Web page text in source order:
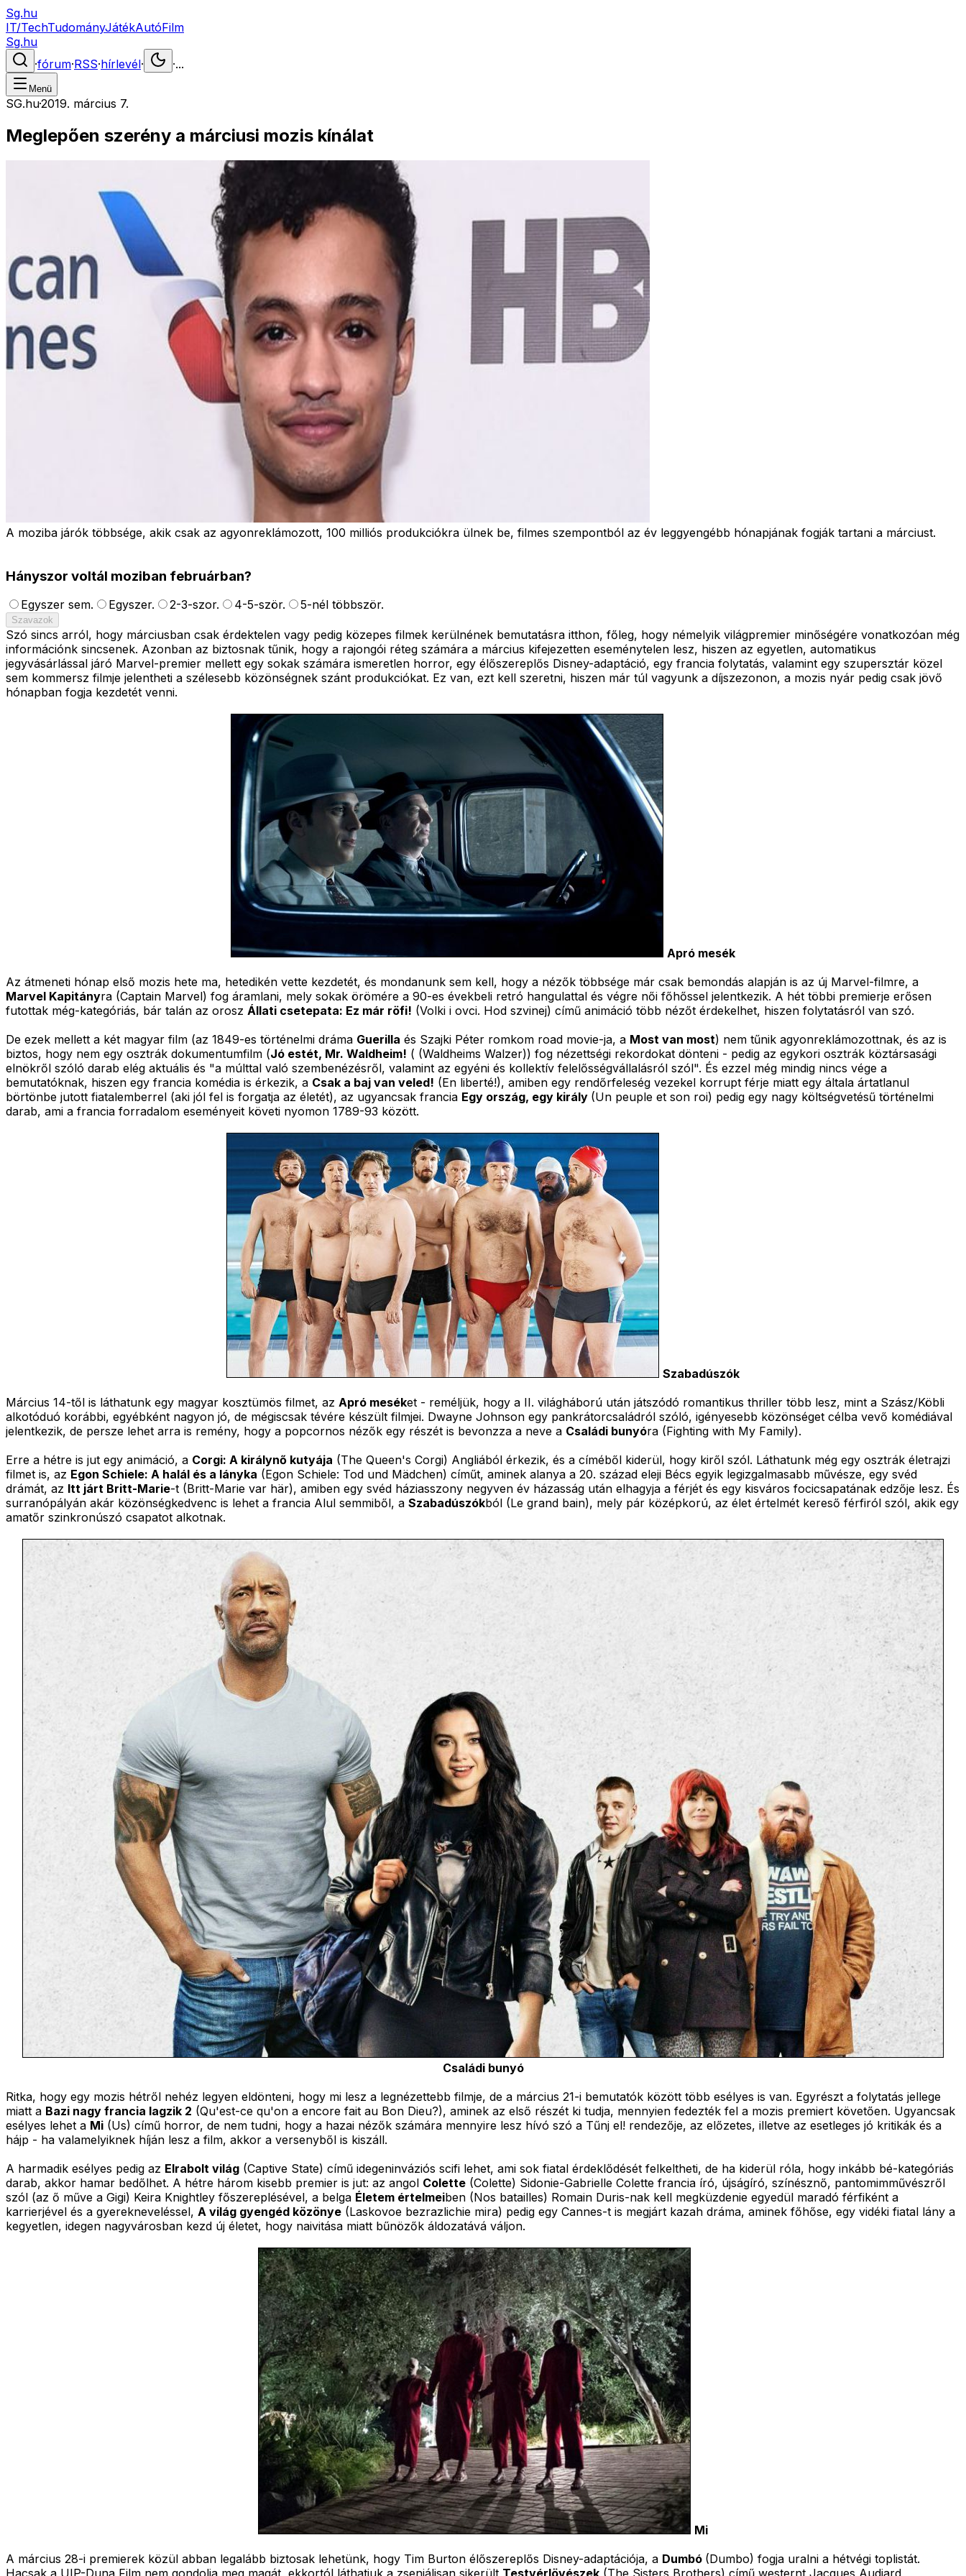
Sg.hu
IT/TechTudományJátékAutóFilm
Sg.hu
·fórum·RSS·hírlevél· ·...
Menü
SG.hu·2019. március 7.
Meglepően szerény a márciusi mozis kínálat
A moziba járók többsége, akik csak az agyonreklámozott, 100 milliós produkciókra ülnek be, filmes szempontból az év leggyengébb hónapjának fogják tartani a márciust.
Hányszor voltál moziban februárban?
Egyszer sem. Egyszer. 2-3-szor. 4-5-ször. 5-nél többször.
Szavazok
Szó sincs arról, hogy márciusban csak érdektelen vagy pedig közepes filmek kerülnének bemutatásra itthon, főleg, hogy némelyik világpremier minőségére vonatkozóan még
információnk sincsenek. Azonban az biztosnak tűnik, hogy a rajongói réteg számára a március kifejezetten eseménytelen lesz, hiszen az egyetlen, automatikus
jegyvásárlással járó Marvel-premier mellett egy sokak számára ismeretlen horror, egy élőszereplős Disney-adaptáció, egy francia folytatás, valamint egy szupersztár közel
sem kommersz filmje jelentheti a szélesebb közönségnek szánt produkciókat. Ez van, ezt kell szeretni, hiszen már túl vagyunk a díjszezonon, a mozis nyár pedig csak jövő
hónapban fogja kezdetét venni.
Apró mesék
Az átmeneti hónap első mozis hete ma, hetedikén vette kezdetét, és mondanunk sem kell, hogy a nézők többsége már csak bemondás alapján is az új Marvel-filmre, a
Marvel Kapitányra (Captain Marvel) fog áramlani, mely sokak örömére a 90-es évekbeli retró hangulattal és végre női főhőssel jelentkezik. A hét többi premierje erősen
futottak még-kategóriás, bár talán az orosz Állati csetepata: Ez már röfi! (Volki i ovci. Hod szvinej) című animáció több nézőt érdekelhet, hiszen folytatásról van szó.
De ezek mellett a két magyar film (az 1849-es történelmi dráma Guerilla és Szajki Péter romkom road movie-ja, a Most van most) nem tűnik agyonreklámozottnak, és az is
biztos, hogy nem egy osztrák dokumentumfilm (Jó estét, Mr. Waldheim! ( (Waldheims Walzer)) fog nézettségi rekordokat dönteni - pedig az egykori osztrák köztársasági
elnökről szóló darab elég aktuális és "a múlttal való szembenézésről, valamint az egyéni és kollektív felelősségvállalásról szól". És ezzel még mindig nincs vége a
bemutatóknak, hiszen egy francia komédia is érkezik, a Csak a baj van veled! (En liberté!), amiben egy rendőrfeleség vezekel korrupt férje miatt egy általa ártatlanul
börtönbe jutott fiatalemberrel (aki jól fel is forgatja az életét), az ugyancsak francia Egy ország, egy király (Un peuple et son roi) pedig egy nagy költségvetésű történelmi
darab, ami a francia forradalom eseményeit követi nyomon 1789-93 között.
Szabadúszók
Március 14-től is láthatunk egy magyar kosztümös filmet, az Apró meséket - reméljük, hogy a II. világháború után játszódó romantikus thriller több lesz, mint a Szász/Köbli
alkotóduó korábbi, egyébként nagyon jó, de mégiscsak tévére készült filmjei. Dwayne Johnson egy pankrátorcsaládról szóló, igényesebb közönséget célba vevő komédiával
jelentkezik, de persze lehet arra is remény, hogy a popcornos nézők egy részét is bevonzza a neve a Családi bunyóra (Fighting with My Family).
Erre a hétre is jut egy animáció, a Corgi: A királynő kutyája (The Queen's Corgi) Angliából érkezik, és a címéből kiderül, hogy kiről szól. Láthatunk még egy osztrák életrajzi
filmet is, az Egon Schiele: A halál és a lányka (Egon Schiele: Tod und Mädchen) címűt, aminek alanya a 20. század eleji Bécs egyik legizgalmasabb művésze, egy svéd
drámát, az Itt járt Britt-Marie-t (Britt-Marie var här), amiben egy svéd háziasszony negyven év házasság után elhagyja a férjét és egy kisváros focicsapatának edzője lesz. És
surranópályán akár közönségkedvenc is lehet a francia Alul semmiből, a Szabadúszókból (Le grand bain), mely pár középkorú, az élet értelmét kereső férfiról szól, akik egy
amatőr szinkronúszó csapatot alkotnak.
Családi bunyó
Ritka, hogy egy mozis hétről nehéz legyen eldönteni, hogy mi lesz a legnézettebb filmje, de a március 21-i bemutatók között több esélyes is van. Egyrészt a folytatás jellege
miatt a Bazi nagy francia lagzik 2 (Qu'est-ce qu'on a encore fait au Bon Dieu?), aminek az első részét ki tudja, mennyien fedezték fel a mozis premiert követően. Ugyancsak
esélyes lehet a Mi (Us) című horror, de nem tudni, hogy a hazai nézők számára mennyire lesz hívó szó a Tűnj el! rendezője, az előzetes, illetve az esetleges jó kritikák és a
hájp - ha valamelyiknek híján lesz a film, akkor a versenyből is kiszáll.
A harmadik esélyes pedig az Elrabolt világ (Captive State) című idegeninváziós scifi lehet, ami sok fiatal érdeklődését felkeltheti, de ha kiderül róla, hogy inkább bé-kategóriás
darab, akkor hamar bedőlhet. A hétre három kisebb premier is jut: az angol Colette (Colette) Sidonie-Gabrielle Colette francia író, újságíró, színésznő, pantomimművészről
szól (az ő műve a Gigi) Keira Knightley főszereplésével, a belga Életem értelmeiben (Nos batailles) Romain Duris-nak kell megküzdenie egyedül maradó férfiként a
karrierjével és a gyerekneveléssel, A világ gyengéd közönye (Laskovoe bezrazlichie mira) pedig egy Cannes-t is megjárt kazah dráma, aminek főhőse, egy vidéki fiatal lány a
kegyetlen, idegen nagyvárosban kezd új életet, hogy naivitása miatt bűnözők áldozatává váljon.
Mi
A március 28-i premierek közül abban legalább biztosak lehetünk, hogy Tim Burton élőszereplős Disney-adaptációja, a Dumbó (Dumbo) fogja uralni a hétvégi toplistát.